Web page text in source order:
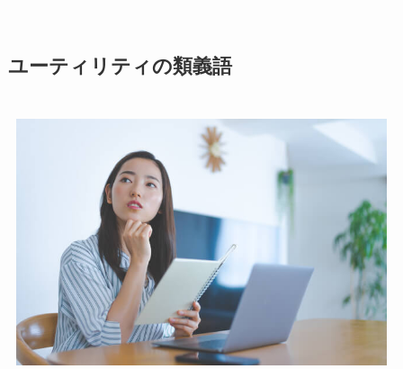
ユーティリティの類義語